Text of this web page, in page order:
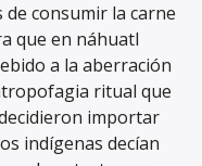
de consumir la carne
que en náhuatl
a la aberración
ritual que
importar
indígenas decían